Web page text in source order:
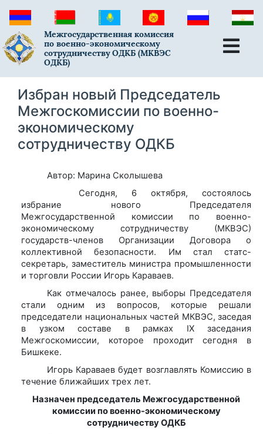
Межгосударственная комиссия
по военно-экономическому
сотрудничеству ОДКБ (МКВЭС
ОДКБ)
Избран новый Председатель
Межгоскомиссии по военно-
экономическому
сотрудничеству ОДКБ
Автор: Марина Сколышева
Сегодня, 6 октября, состоялось
избрание нового Председателя
Межгосударственной комиссии по военно-
экономическому сотрудничеству (МКВЭС)
государств-членов Организации Договора о
коллективной безопасности. Им стал статс-
секретарь, заместитель министра промышленности
и торговли России Игорь Караваев.
Как отмечалось ранее, выборы Председателя
стали одним из вопросов, которые решали
председатели национальных частей МКВЭС, заседая
в узком составе в рамках IX заседания
Межгоскомиссии, которое проходит сегодня в
Бишкеке.
Игорь Караваев будет возглавлять Комиссию в
течение ближайших трех лет.
Назначен председатель Межгосударственной
комиссии по военно-экономическому
сотрудничеству ОДКБ